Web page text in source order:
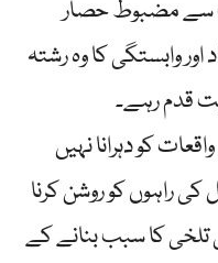
سے مضبوط حصار
وابستگی کا وہ رشتہ
قدم رہے۔
کو دہرانا نہیں
راہوں کو روشن کرنا
کا سبب بنانے کے